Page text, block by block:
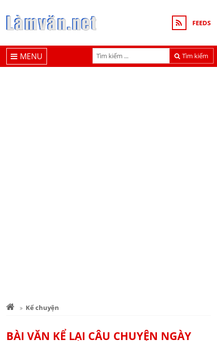
FEEDS
Tìm kiếm
MENU
Kể chuyện
BÀI VĂN KỂ LẠI CÂU CHUYỆN NGÀY